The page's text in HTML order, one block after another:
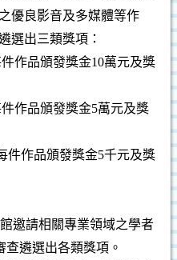
優良影音及多媒體等作
選出三類獎項：
作品頒發獎金10萬元及獎
件作品頒發獎金5萬元及獎
件作品頒發獎金5千元及獎
邀請相關專業領域之學者
遴選出各類獎項。